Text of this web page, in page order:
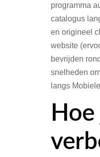
programma
catalogus
en origineel
website
bevrijden
snelheden
langs